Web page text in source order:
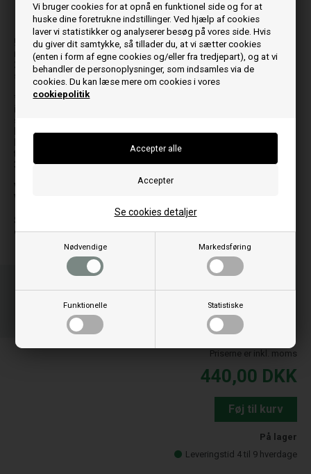
Vi bruger cookies for at opnå en funktionel side og for at
huske dine foretrukne indstillinger. Ved hjælp af cookies
laver vi statistikker og analyserer besøg på vores side. Hvis
du giver dit samtykke, så tillader du, at vi sætter cookies
(enten i form af egne cookies og/eller fra tredjepart), og at vi
behandler de personoplysninger, som indsamles via de
cookies. Du kan læse mere om cookies i vores
cookiepolitik
Nødvendige Markedsføring
Funktionelle Statistiske
Se cookies detaljer
Service
Udskiftning af reservedele*
Problem-service
! Bemærk 440kr. er en aconto betaling, de 440 kr. hæves,
når der er indgået en aftale med teknikeren, resten op til
2.250 kr fakturer teknikeren direkte til dig efter endt
service.
* Arbejdslønnen for udskiftning af simple reservedele er
inkl. såfremt det kan holdes indenfor service rammen
Hvis der mod forventning skulle opstå uforudsete
hændelser under et service som gør at tidsrammen på 1.5
time ikke kan opretholdes så vil kunden blive faktureret
344 kr. inkl. moms ekstra pr. påbegyndt halve time.
VIGTIGT!
Ved booking, skriv i notat:
Hvilke fejl/fejlkoder det drejer sig om.
Så kontakter vores tekniker jer hurtigst muligt for at aftale
en tid til service!
Priserne er inkl. moms
440,00 DKK
Føj til kurv
På lager
Leveringstid 4 til 9 hverdage